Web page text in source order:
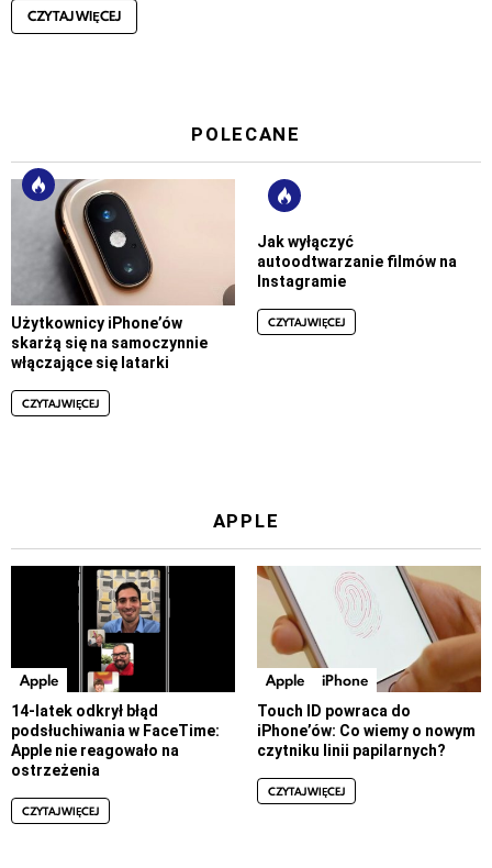
CZYTAJ WIĘCEJ
POLECANE
Użytkownicy iPhone’ów
skarżą się na samoczynnie
włączające się latarki
CZYTAJ WIĘCEJ
Jak wyłączyć
autoodtwarzanie filmów na
Instagramie
CZYTAJ WIĘCEJ
APPLE
Apple
14-latek odkrył błąd
podsłuchiwania w FaceTime:
Apple nie reagowało na
ostrzeżenia
CZYTAJ WIĘCEJ
Apple iPhone
Touch ID powraca do
iPhone’ów: Co wiemy o nowym
czytniku linii papilarnych?
CZYTAJ WIĘCEJ